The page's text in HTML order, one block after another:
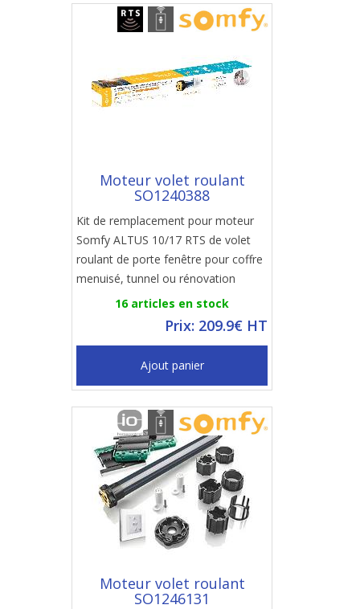
Moteur volet roulant
SO1240388
Kit de remplacement pour moteur
Somfy ALTUS 10/17 RTS de volet
roulant de porte fenêtre pour coffre
menuisé, tunnel ou rénovation
16 articles en stock
Prix: 209.9€ HT
Ajout panier
Moteur volet roulant
SO1246131